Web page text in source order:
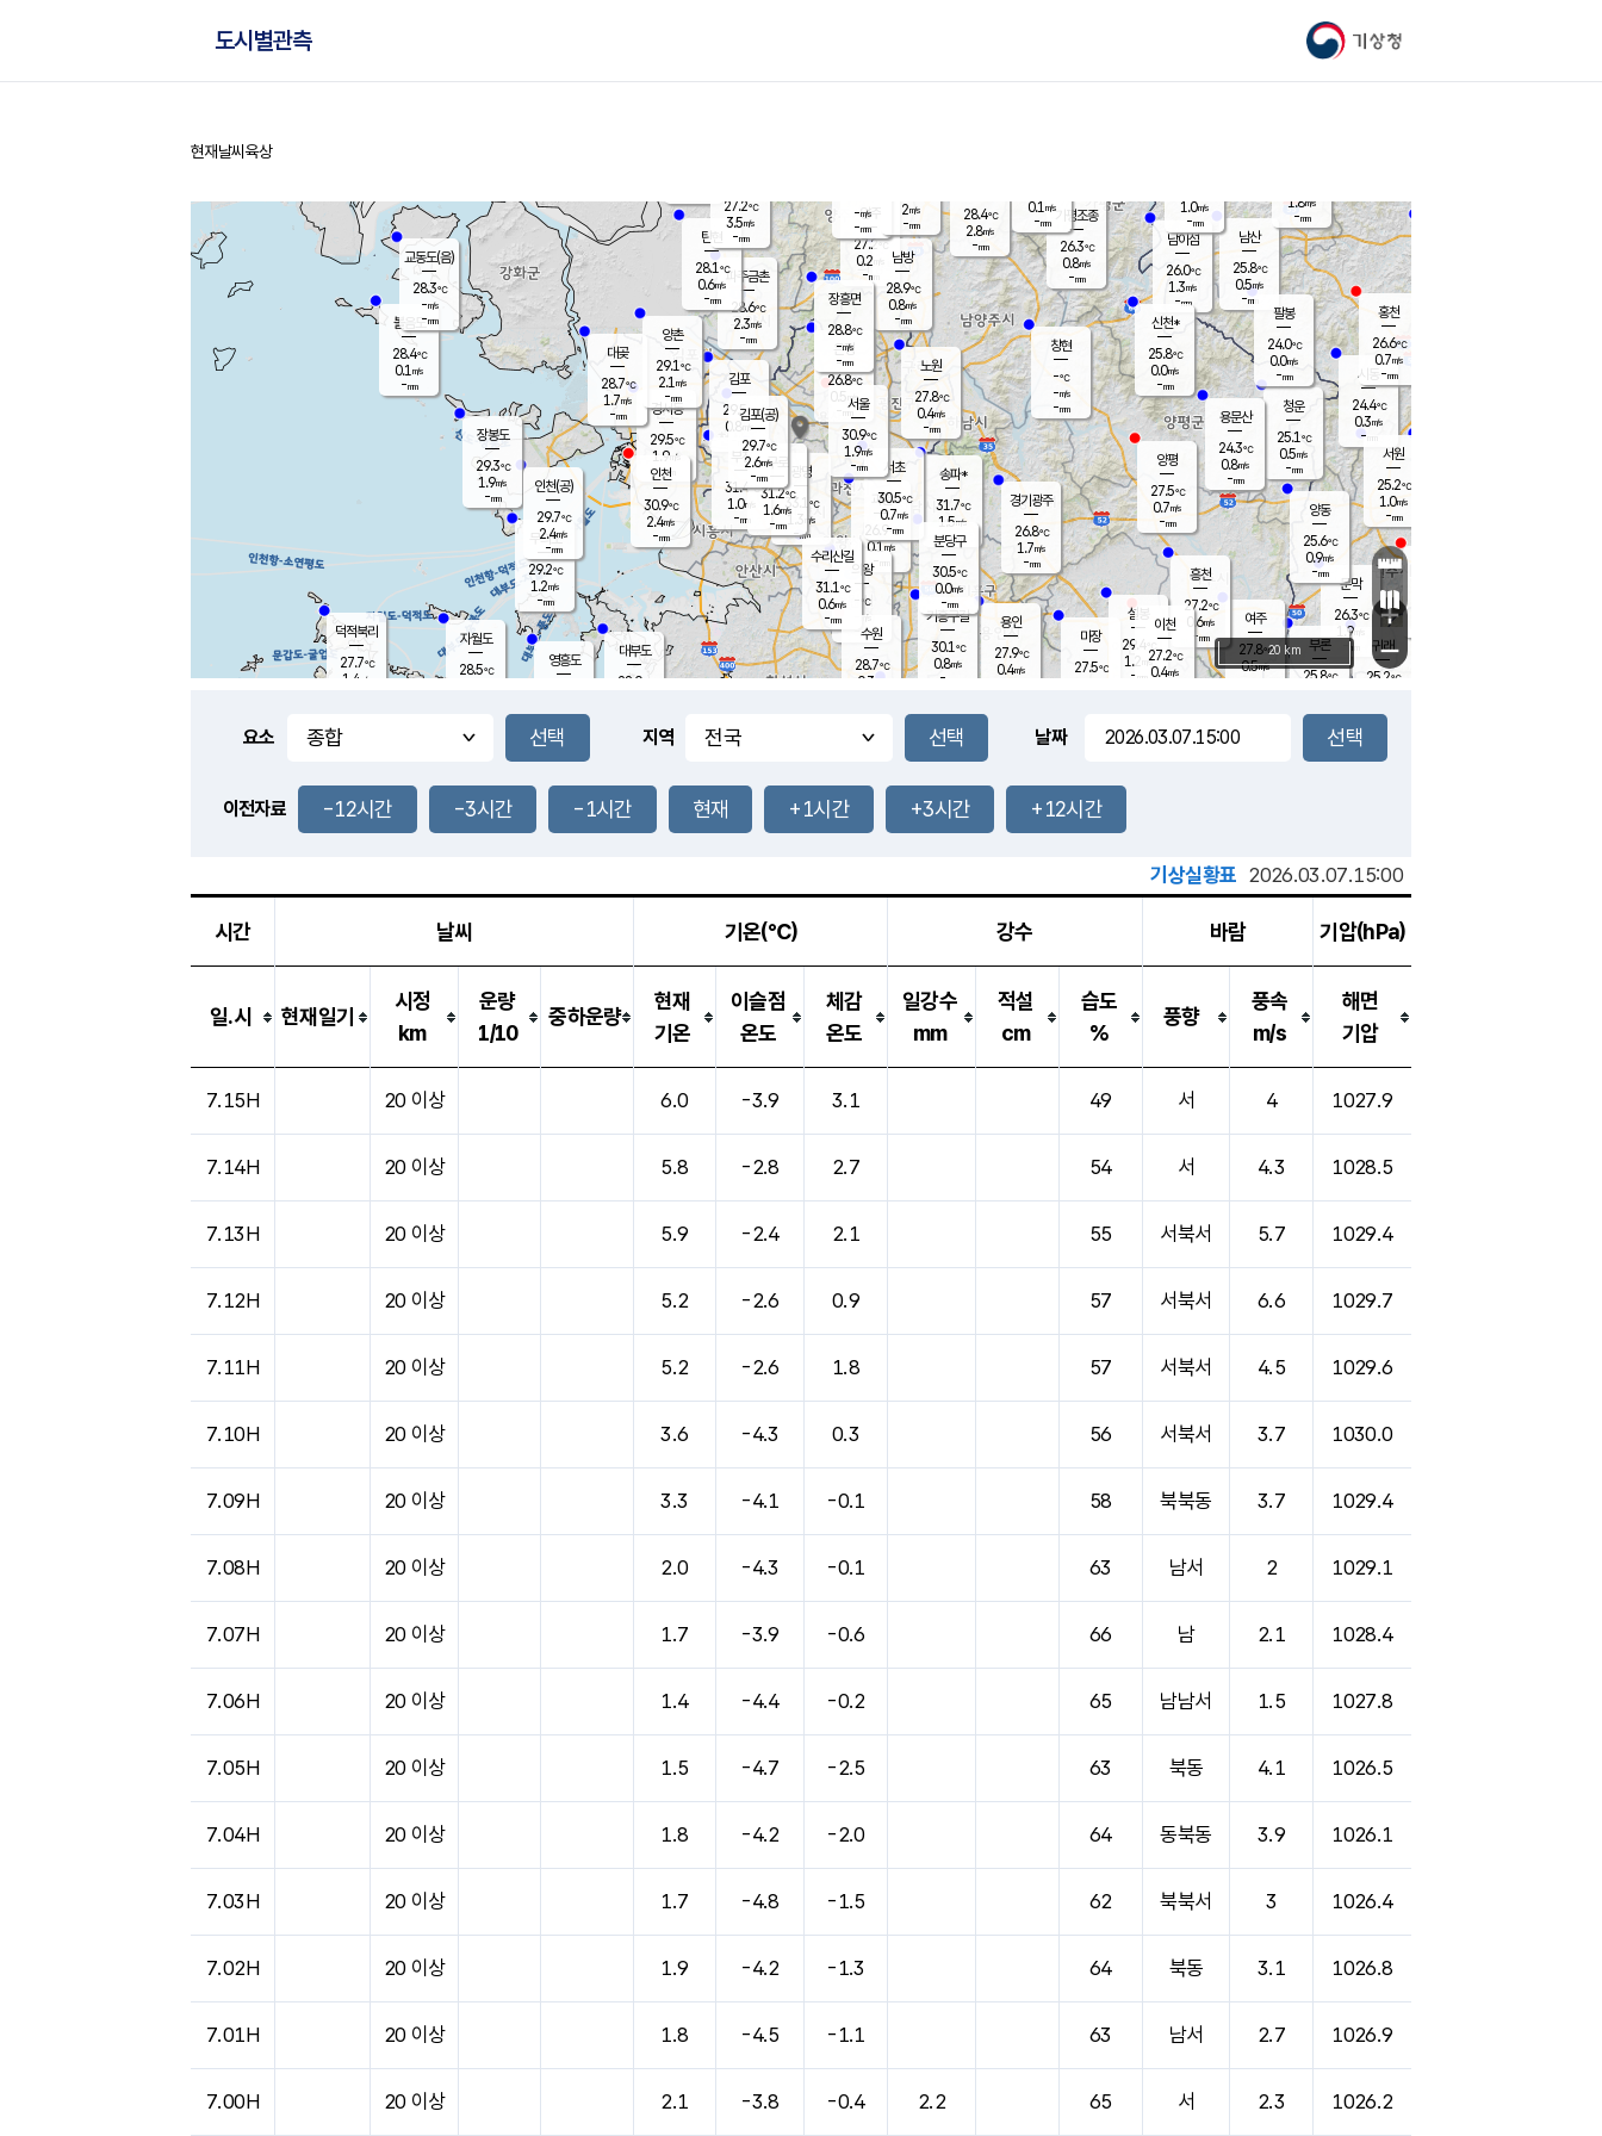
기상청
도시별관측
홈
현재날씨 육상
풍도
0.6m/s
문막
26.3℃
1.9m/s
mm
남이섬
26.0℃
1.3m/s
-mm
무의도
29.2℃
1.2m/s
-mm
영흥도
볼음도
28.4℃
0.1 m/s
-mm
자월도
28.5℃
양주
27.2℃
0.2
-mm
부론
25.8℃
과천
26.9℃
0.1m/s
- mm
남산
25.8℃
0.5m/s
-mm
장봉도
29.3℃
1.9m/s
-mm
-mm
청운
25.1℃
0.5m/s
-mm
팔봉
24.0℃
0.0m/s
-mm
-mm
용인
27.9℃
0.4m/s
여주
27.8℃
0.5m/s
양동
25.6℃
0.9m/s
-mm
경기광주
26.8℃
1.7m/s
-mm
장호원
1.0m/s
-mm
27.0
℃
대부도
28.0
-
경서동
29.5℃
1.9m/s
-mm
파주금촌
28.6℃
2.3m/s
-mm
가평조종
26.3℃
0.8m/s
-mm
28.4℃
2.8m/s
-mm
대곶
28.7℃
1.7m/s
-mm
신천*
25.8℃
0.0m/s
-mm
창현
-℃
-m/s
-mm
탄현
28.1℃
0.6m/s
-mm
0.1 m/s
-mm
30.8℃
0.6m/s
-mm
흥천
27.2℃
0.6m/s
-mm
마장
27.5℃
의왕
- ℃
m/s
mm
김포
29.5℃
0.8 m/s
mm
설봉
29.4℃
1.2 m/s
- mm
광명
33.1
℃
1.3 m/s
-mm
부천
31.4℃
1.0m/s
-mm
-mm
양촌
29.1℃
2.1 m/s
-mm
구로
31.2℃
1.6m/s
-mm
은평
26.8℃
0.5 m/s
- mm
노원
27.8℃
0.4m/s
-mm
송파*
31.7℃
1.5m/s
-mm
서초
30.5℃
0.7m/s
-mm
남방
28.9℃
0.8m/s
-mm
기흥구갈
30.1℃
0.8m/s
-
수리산길
31.1℃
0.6m/s
-mm
분당구
30.5℃
0.0m/s
-mm
장흥면
28.8℃
-m/s
-mm
-m/s
-mm
시동
24.4℃
0.3m/s
- mm
귀래
25.2℃
서원
25.2℃
1.0m/s
-mm
용문산
24.3℃
0.8m/s
-mm
덕적북리
27.7℃
1.4 m/s
인천(공)
29.7℃
2.4m/s
-mm
김포(공)
29.7℃
2.6m/s
-mm
교동도(음)
28.3℃
-m/s
-mm
홍천
26.6℃
0.7m/s
-mm
이천
27.2℃
0.4m/s
양평
27.5℃
0.7m/s
-mm
수원
28.7℃
0.3 m/s
인천
30.9℃
2.4m/s
-mm
서울
30.9℃
1.9m/s
-mm
1.8m/s
-mm
27.2℃
3.5m/s
-mm
2m/s
-mm
+
−
20 km
요소 지역 날짜
이전자료 -12시간 -3시간 -1시간 현재 +1시간 +3시간 +12시간
기상실황표 2026.03.07.15:00
시간 날씨 기온(℃) 강수 바람 기압(hPa)
일.시 현재일기
시정
km
운량
1/10
중하운량
현재
기온
이슬점
온도
체감
온도
일강수
mm
적설
cm
습도
%
풍향
풍속
m/s
해면
기압
7.15H 20 이상 6.0 -3.9 3.1 49 서 4 1027.9
7.14H 20 이상 5.8 -2.8 2.7 54 서 4.3 1028.5
7.13H 20 이상 5.9 -2.4 2.1 55 서북서 5.7 1029.4
7.12H 20 이상 5.2 -2.6 0.9 57 서북서 6.6 1029.7
7.11H 20 이상 5.2 -2.6 1.8 57 서북서 4.5 1029.6
7.10H 20 이상 3.6 -4.3 0.3 56 서북서 3.7 1030.0
7.09H 20 이상 3.3 -4.1 -0.1 58 북북동 3.7 1029.4
7.08H 20 이상 2.0 -4.3 -0.1 63 남서 2 1029.1
7.07H 20 이상 1.7 -3.9 -0.6 66 남 2.1 1028.4
7.06H 20 이상 1.4 -4.4 -0.2 65 남남서 1.5 1027.8
7.05H 20 이상 1.5 -4.7 -2.5 63 북동 4.1 1026.5
7.04H 20 이상 1.8 -4.2 -2.0 64 동북동 3.9 1026.1
7.03H 20 이상 1.7 -4.8 -1.5 62 북북서 3 1026.4
7.02H 20 이상 1.9 -4.2 -1.3 64 북동 3.1 1026.8
7.01H 20 이상 1.8 -4.5 -1.1 63 남서 2.7 1026.9
7.00H 20 이상 2.1 -3.8 -0.4 2.2 65 서 2.3 1026.2